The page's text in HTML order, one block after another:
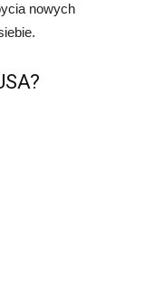
nowych